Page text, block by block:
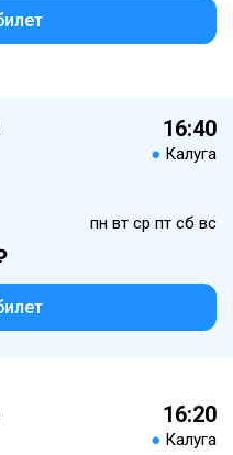
16:40
● Калуга
пн вт ср пт сб вс
16:20
● Калуга